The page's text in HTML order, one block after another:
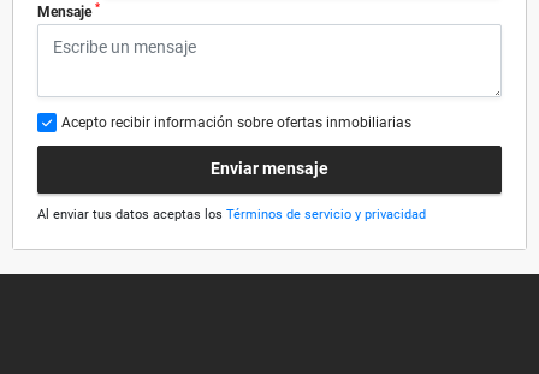
Mensaje *
Acepto recibir información sobre ofertas inmobiliarias
Enviar mensaje
Al enviar tus datos aceptas los Términos de servicio y privacidad